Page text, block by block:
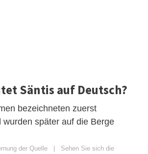
Säntis auf Deutsch?
bezeichneten zuerst
wurden später auf die Berge
der Quelle | Sehen Sie sich die